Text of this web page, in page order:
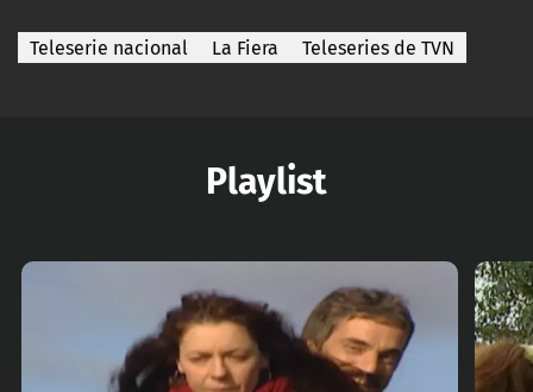
Teleserie nacional La Fiera Teleseries de TVN
Playlist